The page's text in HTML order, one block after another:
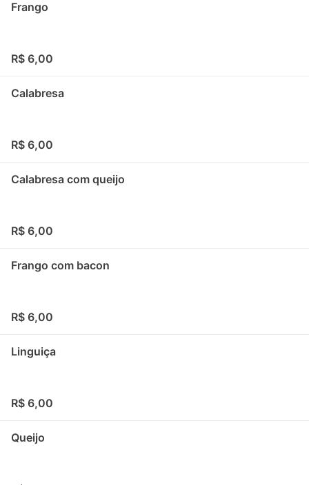
Frango
R$ 6,00
Calabresa
R$ 6,00
Calabresa com queijo
R$ 6,00
Frango com bacon
R$ 6,00
Linguiça
R$ 6,00
Queijo